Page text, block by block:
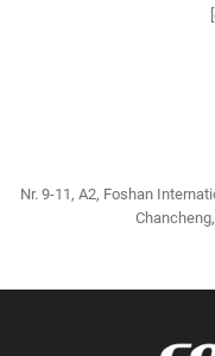
Nr. 9-11, A2, Foshan